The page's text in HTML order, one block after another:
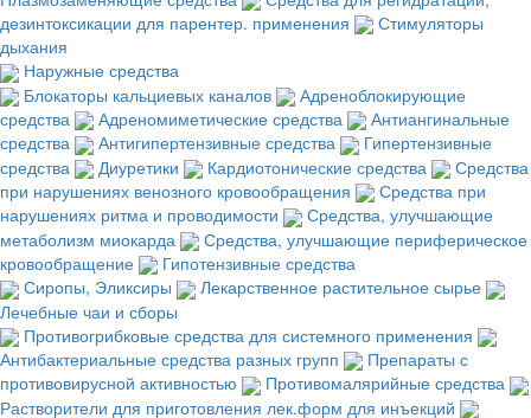
дезинтоксикации для парентер. применения
Стимуляторы
дыхания
Наружные средства
Блокаторы кальциевых каналов
Адреноблокирующие
средства
Адреномиметические средства
Антиангинальные
средства
Антигипертензивные средства
Гипертензивные
средства
Диуретики Кардиотонические средства
Средства
при нарушениях венозного кровообращения
Средства при
нарушениях ритма и проводимости
Средства, улучшающие
метаболизм миокарда
Средства, улучшающие периферическое
кровообращение
Гипотензивные средства
Сиропы, Эликсиры
Лекарственное растительное сырье
Лечебные чаи и сборы
Противогрибковые средства для системного применения
Антибактериальные средства разных групп
Препараты с
противовирусной активностью
Противомалярийные средства
Растворители для приготовления лек.форм для инъекций